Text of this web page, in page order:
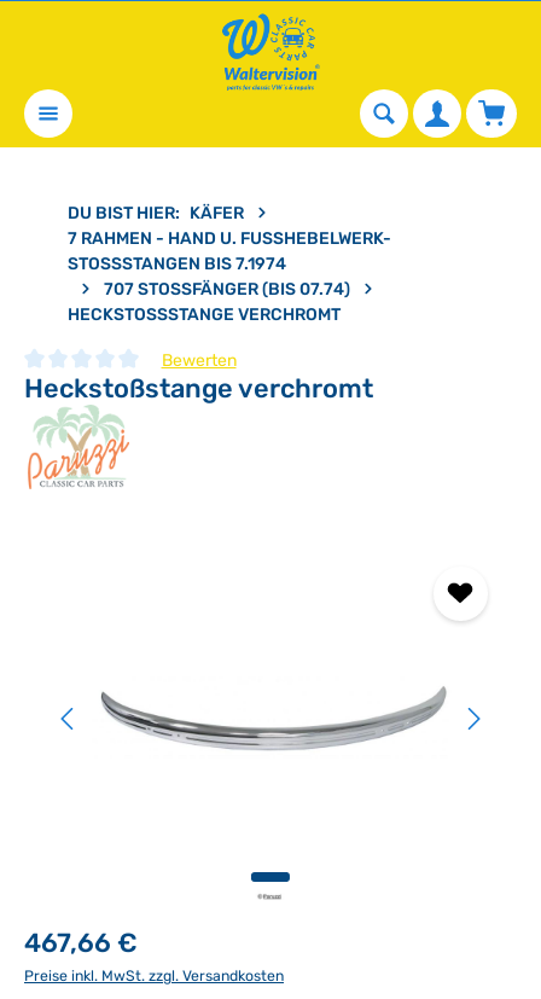
DU BIST HIER: KÄFER
7 RAHMEN - HAND U. FUSSHEBELWERK-S
TOSSSTANGEN BIS 7.1974
707 STOSSFÄNGER (BIS 07.74)
HECKSTOSSSTANGE VERCHROMT
Durchschnittliche Bewertung von 0 von 5 Sternen
Bewerten
Heckstoßstange verchromt
467,66 €
Preise inkl. MwSt. zzgl. Versandkosten